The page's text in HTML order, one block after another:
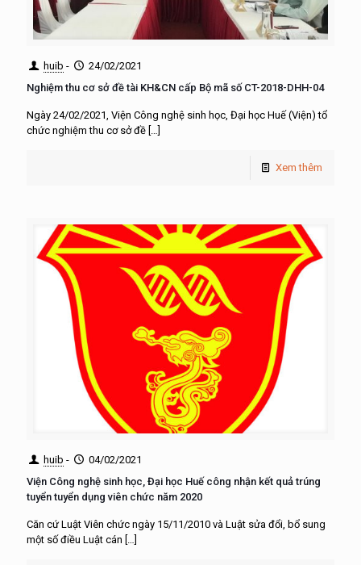
huib -
24/02/2021
Nghiệm thu cơ sở đề tài KH&CN cấp Bộ mã số CT-2018-DHH-04
Ngày 24/02/2021, Viện Công nghệ sinh học, Đại học Huế (Viện) tổ
chức nghiệm thu cơ sở đề […]
Xem thêm
huib -
04/02/2021
Viện Công nghệ sinh học, Đại học Huế công nhận kết quả trúng
tuyển tuyển dụng viên chức năm 2020
Căn cứ Luật Viên chức ngày 15/11/2010 và Luật sửa đổi, bổ sung
một số điều Luật cán […]